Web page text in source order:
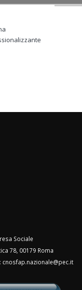
Sociale
78, 00179 Roma
cnosfap.nazionale@pec.it